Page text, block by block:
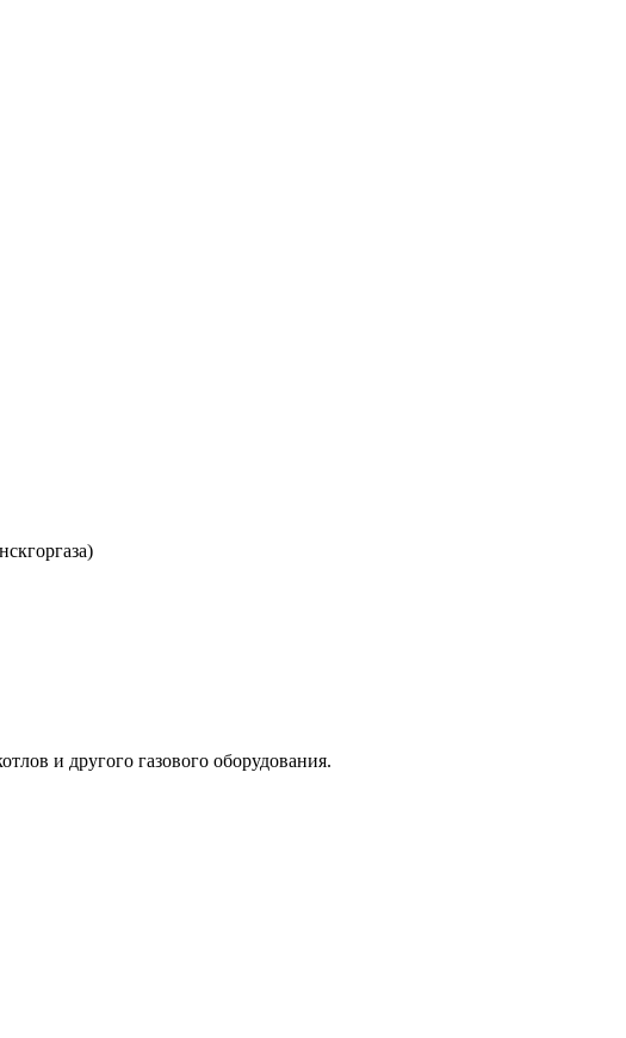
и другого газового оборудования.